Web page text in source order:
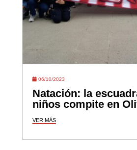
06/10/2023
Natación: la
niños compite en
VER MÁS